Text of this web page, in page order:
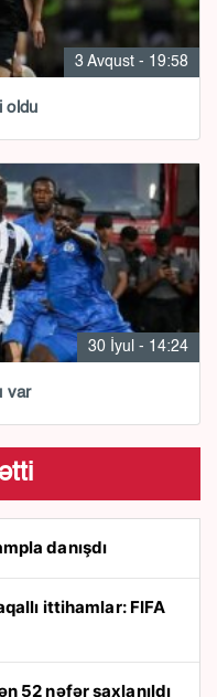
3 Avqust - 19:58
oldu
30 İyul - 14:24
var
danışdı
52 nəfər saxlanıldı